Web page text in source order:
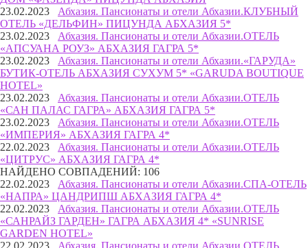
23.02.2023 Абхазия. Пансионаты и отели Абхазии.КЛУБНЫЙ
ОТЕЛЬ «ДЕЛЬФИН» ПИЦУНДА АБХАЗИЯ 5*
23.02.2023 Абхазия. Пансионаты и отели Абхазии.ОТЕЛЬ
«АПСУАНА РОУЗ» АБХАЗИЯ ГАГРА 5*
23.02.2023 Абхазия. Пансионаты и отели Абхазии.«ГАРУДА»
БУТИК-ОТЕЛЬ АБХАЗИЯ СУХУМ 5* «GARUDA BOUTIQUE
HOTEL»
23.02.2023 Абхазия. Пансионаты и отели Абхазии.ОТЕЛЬ
«САН ПАЛАС ГАГРА» АБХАЗИЯ ГАГРА 5*
23.02.2023 Абхазия. Пансионаты и отели Абхазии.ОТЕЛЬ
«ИМПЕРИЯ» АБХАЗИЯ ГАГРА 4*
22.02.2023 Абхазия. Пансионаты и отели Абхазии.ОТЕЛЬ
«ЦИТРУС» АБХАЗИЯ ГАГРА 4*
НАЙДЕНО СОВПАДЕНИЙ: 106
22.02.2023 Абхазия. Пансионаты и отели Абхазии.СПА-ОТЕЛЬ
«НАПРА» ЦАНДРИПШ АБХАЗИЯ ГАГРА 4*
22.02.2023 Абхазия. Пансионаты и отели Абхазии.ОТЕЛЬ
«САНРАЙЗ ГАРДЕН» ГАГРА АБХАЗИЯ 4* «SUNRISE
GARDEN HOTEL»
22.02.2023 Абхазия. Пансионаты и отели Абхазии.ОТЕЛЬ